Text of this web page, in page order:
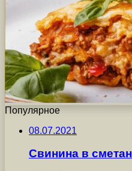
Популярное
08.07.2021
Свинина в